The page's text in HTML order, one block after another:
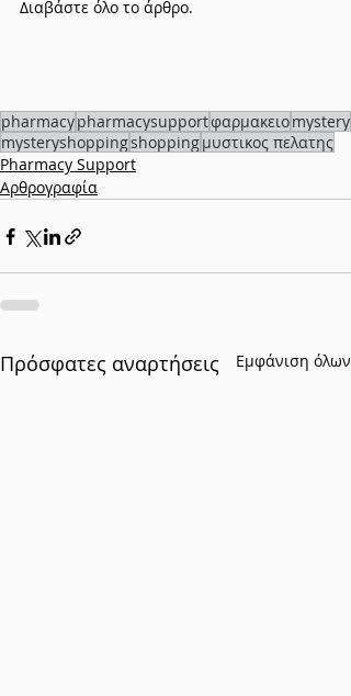
Διαβάστε όλο το άρθρο.
pharmacypharmacysupportφαρμακειοmystery
mysteryshoppingshoppingμυστικος πελατης
Pharmacy Support
Αρθρογραφία
Πρόσφατες αναρτήσεις Εμφάνιση όλων